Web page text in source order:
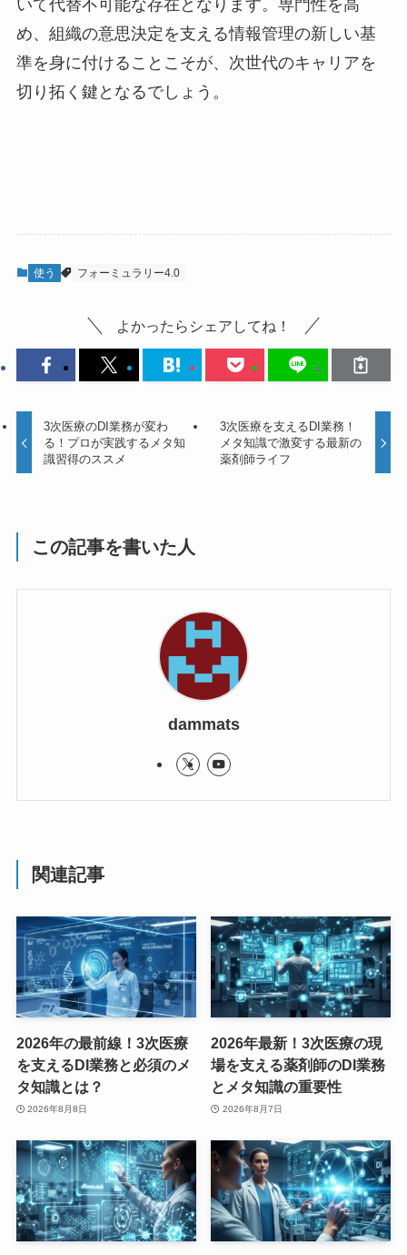
いて代替不可能な存在となります。専門性を高
め、組織の意思決定を支える情報管理の新しい基
準を身に付けることこそが、次世代のキャリアを
切り拓く鍵となるでしょう。
使う フォーミュラリー4.0
よかったらシェアしてね！
3次医療のDI業務が変わ
る！プロが実践するメタ知
識習得のススメ
3次医療を支えるDI業務！
メタ知識で激変する最新の
薬剤師ライフ
この記事を書いた人
dammats
関連記事
2026年の最前線！3次医療
を支えるDI業務と必須のメ
タ知識とは？
2026年8月8日
2026年最新！3次医療の現
場を支える薬剤師のDI業務
とメタ知識の重要性
2026年8月7日